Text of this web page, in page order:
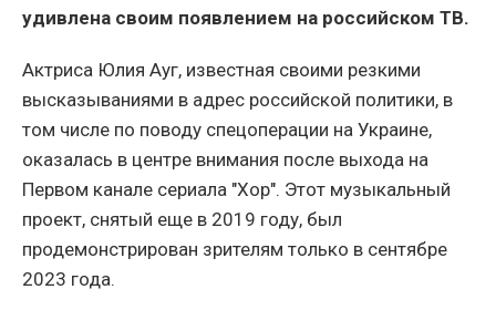
удивлена своим появлением на российском ТВ.
Актриса Юлия Ауг, известная своими резкими
высказываниями в адрес российской политики, в
том числе по поводу спецоперации на Украине,
оказалась в центре внимания после выхода на
Первом канале сериала "Хор". Этот музыкальный
проект, снятый еще в 2019 году, был
продемонстрирован зрителям только в сентябре
2023 года.